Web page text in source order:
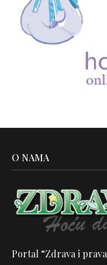
O NAMA
Portal “Zdrava i